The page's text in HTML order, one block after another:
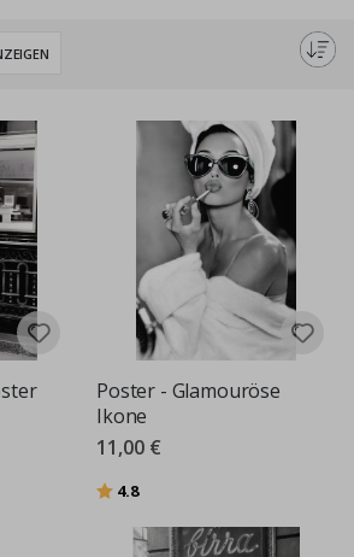
Poster - Glamouröse
Ikone
11,00 €
Bewertung:
4.8von 5 Sternen